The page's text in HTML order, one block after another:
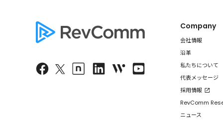
Company
会社情報
沿革
私たちについて
代表メッセージ
採用情報
RevComm
ニュース